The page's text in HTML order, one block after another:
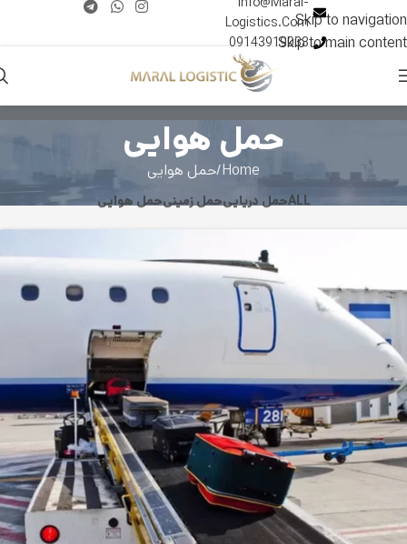
Skip to navigation
Skip to main content
Logistics.Com
09143919033
حمل هوایی
Home حمل هوایی
ALLحمل دریاییحمل زمینیحمل هوایی